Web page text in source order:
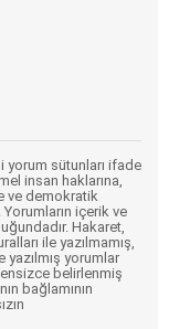
yorum sütunları ifade
insan haklarına,
ve demokratik
içerik ve
Hakaret,
ile yazılmamış,
yorumlar
belirlenmiş
bağlamının